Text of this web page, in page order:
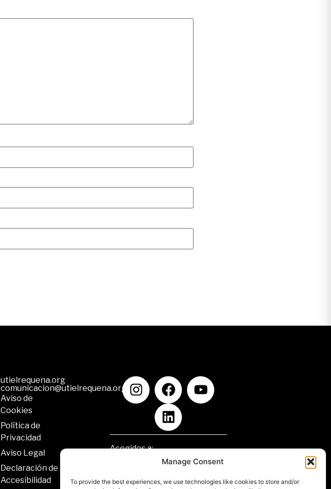
Manage Consent
To provide the best experiences, we use technologies like cookies to store and/or
utielrequena.org
comunicacion@utielrequena.org
Aviso de
Cookies
Política de
Privacidad
Aviso Legal
Declaración de
Accesibilidad
Acogidos a: